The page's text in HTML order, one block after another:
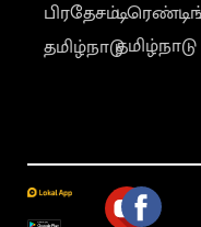
பிரதேசம்
தமிழ்நாடுதமிழ்நாடு